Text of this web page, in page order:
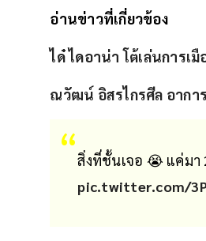
อ่านข่าวที่เกี่ยวข้อง
ได๋ ไดอาน่า โต้เล่นการเ
ณวัฒน์ อิสรไกรศีล อากา
สิ่งที่ชั้นเจอ 😭 แค่มา
pic.twitter.com/